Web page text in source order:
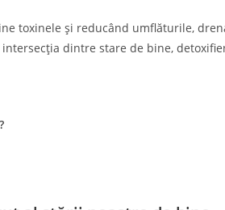
toxinele și reducând umflăturile,
intersecția dintre stare de bine,